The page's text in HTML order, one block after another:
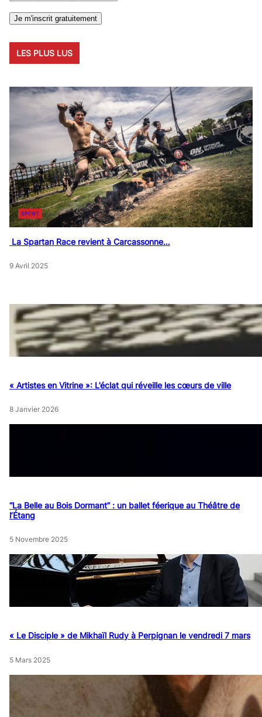
LES PLUS LUS
SPORT
La Spartan Race revient à Carcassonne…
9 Avril 2025
« Artistes en Vitrine »: L’éclat qui réveille les cœurs de ville
8 Janvier 2026
“La Belle au Bois Dormant” : un ballet féerique au Théâtre de
l’Étang
5 Novembre 2025
« Le Disciple » de Mikhaïl Rudy à Perpignan le vendredi 7 mars
5 Mars 2025